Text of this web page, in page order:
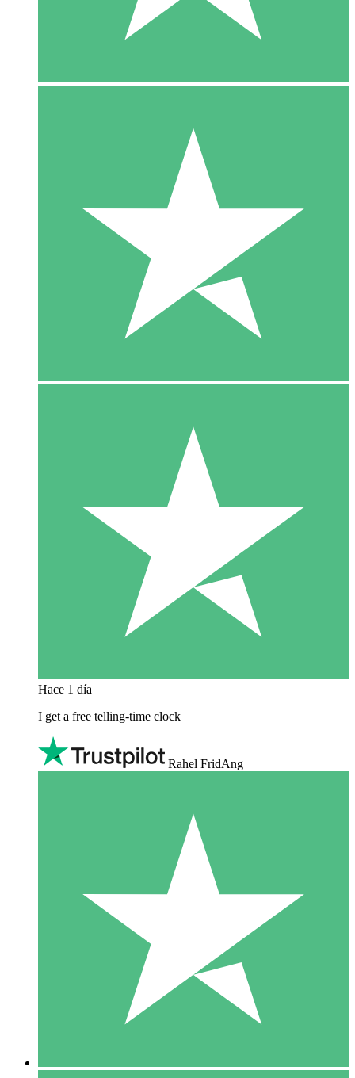
Hace 1 día
I get a free telling-time clock
Rahel FridAng